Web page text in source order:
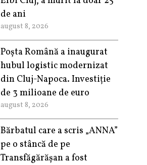
de ani
august 8, 2026
Poșta Română a inaugurat
hubul logistic modernizat
din Cluj-Napoca. Investiție
de 3 milioane de euro
august 8, 2026
Bărbatul care a scris „ANNA”
pe o stâncă de pe
Transfăgărășan a fost